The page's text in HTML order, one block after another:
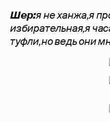
Шер:я не ханжа,я
избирательная,я
туфли,но ведь они